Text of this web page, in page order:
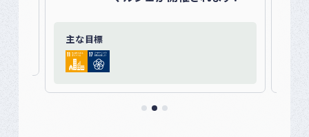
主な目標